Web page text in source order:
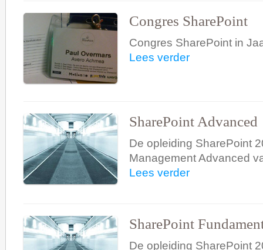
Congres SharePoint
Congres SharePoint in
Lees verder
SharePoint Advanced
De opleiding SharePoint
Management Advanced
Lees verder
SharePoint
De opleiding SharePoint